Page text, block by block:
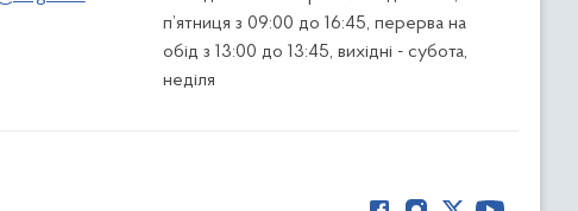
п’ятниця з 09:00 до 16:45, перерва на
обід з 13:00 до 13:45, вихідні - субота,
неділя